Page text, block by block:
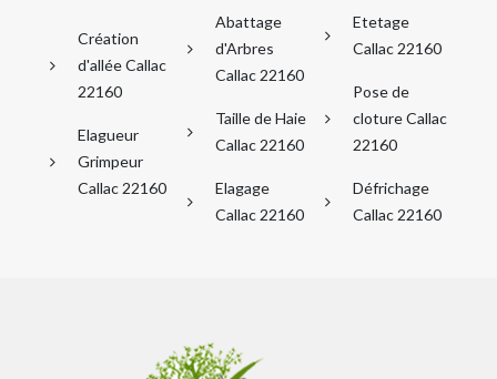
Création
d'allée Callac
22160
Elagueur
Grimpeur
Callac 22160
Abattage
d'Arbres
Callac 22160
Taille de Haie
Callac 22160
Elagage
Callac 22160
Etetage
Callac 22160
Pose de
cloture Callac
22160
Défrichage
Callac 22160